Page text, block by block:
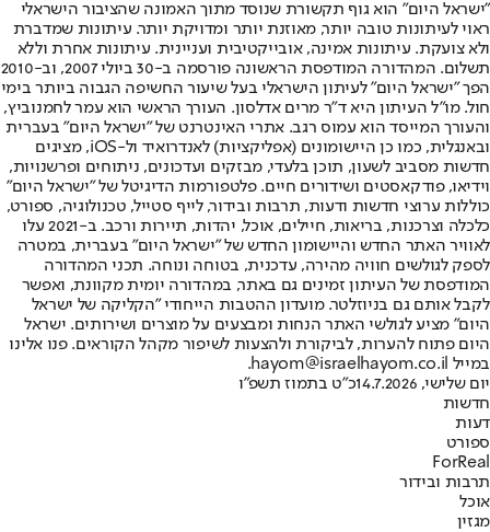
"ישראל היום" הוא גוף תקשורת שנוסד מתוך האמונה שהציבור הישראלי
ראוי לעיתונות טובה יותר, מאוזנת יותר ומדויקת יותר. עיתונות שמדברת
ולא צועקת. עיתונות אמינה, אובייקטיבית ועניינית. עיתונות אחרת וללא
תשלום. המהדורה המודפסת הראשונה פורסמה ב-30 ביולי 2007, וב-2010
הפך "ישראל היום" לעיתון הישראלי בעל שיעור החשיפה הגבוה ביותר בימי
חול. מו"ל העיתון היא ד"ר מרים אדלסון. העורך הראשי הוא עמר לחמנוביץ,
והעורך המייסד הוא עמוס רגב. אתרי האינטרנט של "ישראל היום" בעברית
ובאנגלית, כמו כן היישומונים (אפליקציות) לאנדרואיד ול-iOS, מציגים
חדשות מסביב לשעון, תוכן בלעדי, מבזקים ועדכונים, ניתוחים ופרשנויות,
וידיאו, פודקאסטים ושידורים חיים. פלטפורמות הדיגיטל של "ישראל היום"
כוללות ערוצי חדשות ודעות, תרבות ובידור, לייף סטייל, טכנולוגיה, ספורט,
כלכלה וצרכנות, בריאות, חיילים, אוכל, יהדות, תיירות ורכב. ב-2021 עלו
לאוויר האתר החדש והיישומון החדש של "ישראל היום" בעברית, במטרה
לספק לגולשים חוויה מהירה, עדכנית, בטוחה ונוחה. תכני המהדורה
המודפסת של העיתון זמינים גם באתר, במהדורה יומית מקוונת, ואפשר
לקבל אותם גם בניוזלטר. מועדון ההטבות הייחודי "הקליקה של ישראל
היום" מציע לגולשי האתר הנחות ומבצעים על מוצרים ושירותים. ישראל
היום פתוח להערות, לביקורת ולהצעות לשיפור מקהל הקוראים. פנו אלינו
במייל hayom@israelhayom.co.il.
יום שלישי, 14.7.2026
כ"ט בתמוז תשפ"ו
חדשות
דעות
ספורט
ForReal
תרבות ובידור
אוכל
מגזין